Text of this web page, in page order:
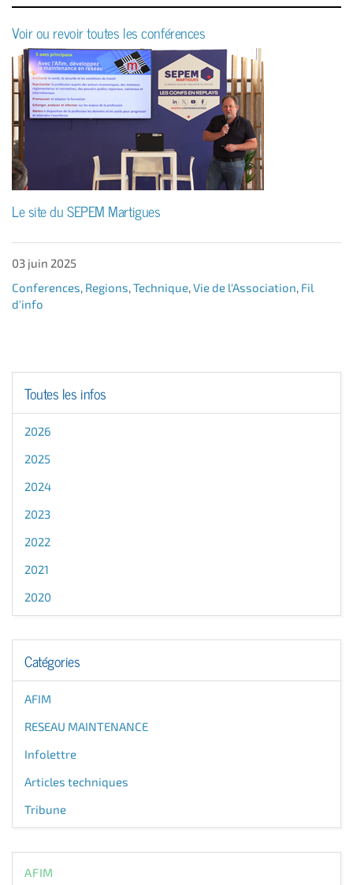
Voir ou revoir toutes les conférences
Le site du SEPEM Martigues
03 juin 2025
Conferences Regions Technique Vie de l'Association Fil
d'info
Toutes les infos
2026
2025
2024
2023
2022
2021
2020
Catégories
AFIM
RESEAU MAINTENANCE
Infolettre
Articles techniques
Tribune
AFIM